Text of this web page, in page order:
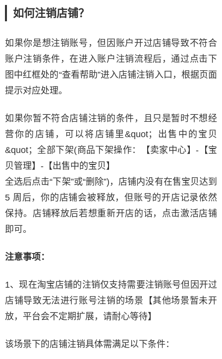
如何注销店铺？
如果你是想注销账号，但因账户开过店铺导致不符合
账户注销条件，在进入账户注销流程后，通过点击下
图中红框处的“查看帮助”进入店铺注销入口，根据页面
提示对应处理。
如果你暂不符合店铺注销的条件，且只是暂时不想经
营你的店铺，可以将店铺里&quot；出售中的宝贝
&quot；全部下架(商品下架操作：【卖家中心】-【宝
贝管理】-【出售中的宝贝】
全选后点击“下架”或“删除”)，店铺内没有在售宝贝达到
5 周后，你的店铺会被释放，但账号的开店记录依然
保持。店铺释放后若想重新开店的话，点击激活店铺
即可。
注意事项：
1、现在淘宝店铺的注销仅支持需要注销账号但因开过
店铺导致无法进行账号注销的场景【其他场景暂未开
放，平台会不定期扩展，请耐心等待】
该场景下的店铺注销具体需满足以下条件：